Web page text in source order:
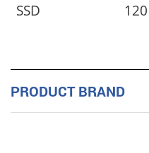
SSD
PRODUCT BRAND